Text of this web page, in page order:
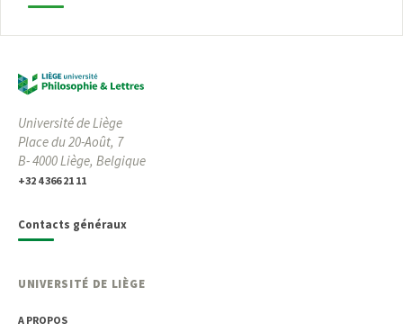
Université de Liège
Place du 20-Août, 7
B- 4000 Liège, Belgique
+32 4 366 21 11
Contacts généraux
UNIVERSITÉ DE LIÈGE
A PROPOS